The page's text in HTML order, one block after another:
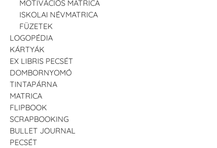
MOTIVÁCIÓS MATRICA
ISKOLAI NÉVMATRICA
FÜZETEK
LOGOPÉDIA
KÁRTYÁK
EX LIBRIS PECSÉT
DOMBORNYOMÓ
TINTAPÁRNA
MATRICA
FLIPBOOK
SCRAPBOOKING
BULLET JOURNAL
PECSÉT